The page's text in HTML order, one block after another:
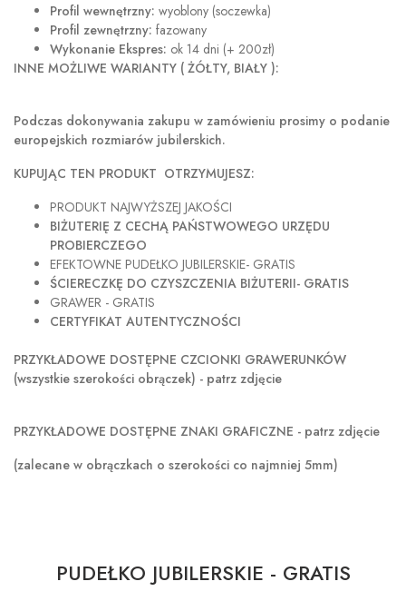
Profil wewnętrzny: wyoblony (soczewka)
Profil zewnętrzny: fazowany
Wykonanie Ekspres: ok 14 dni (+ 200zł)
INNE MOŻLIWE WARIANTY ( ŻÓŁTY, BIAŁY ):
Podczas dokonywania zakupu w zamówieniu prosimy o podanie
europejskich rozmiarów jubilerskich.
KUPUJĄC TEN PRODUKT OTRZYMUJESZ:
PRODUKT NAJWYŻSZEJ JAKOŚCI
BIŻUTERIĘ Z CECHĄ PAŃSTWOWEGO URZĘDU
PROBIERCZEGO
EFEKTOWNE PUDEŁKO JUBILERSKIE- GRATIS
ŚCIERECZKĘ DO CZYSZCZENIA BIŻUTERII- GRATIS
GRAWER - GRATIS
CERTYFIKAT AUTENTYCZNOŚCI
PRZYKŁADOWE DOSTĘPNE CZCIONKI GRAWERUNKÓW
(wszystkie szerokości obrączek) - patrz zdjęcie
PRZYKŁADOWE DOSTĘPNE ZNAKI GRAFICZNE - patrz zdjęcie
(zalecane w obrączkach o szerokości co najmniej 5mm)
PUDEŁKO JUBILERSKIE - GRATIS